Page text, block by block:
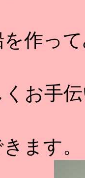
ってみ
手伝い
す。